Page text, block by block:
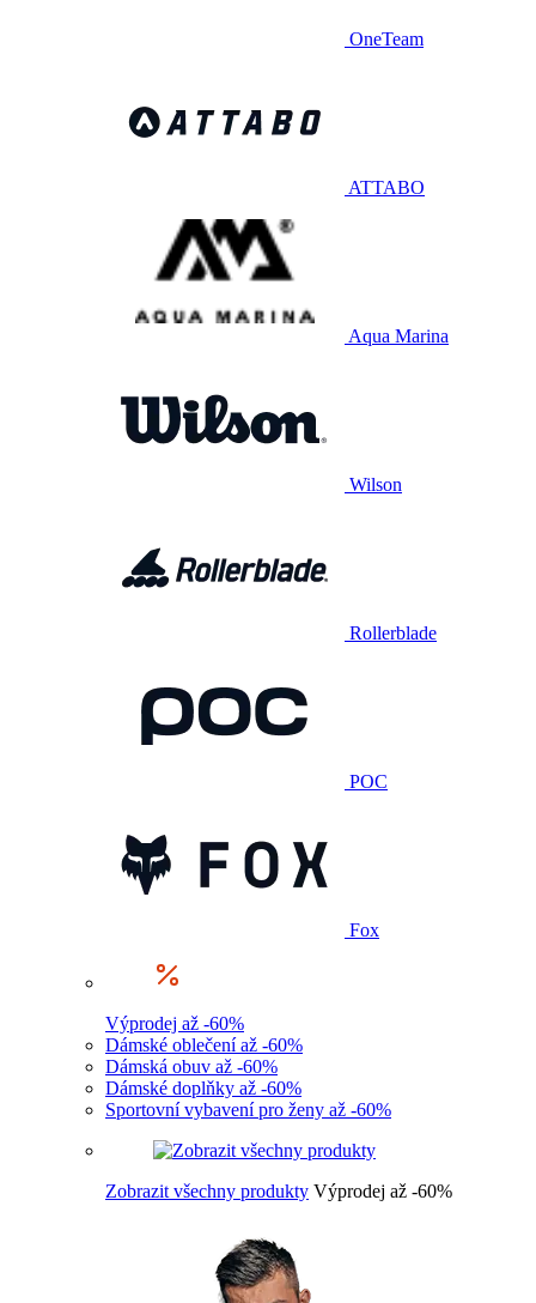
OneTeam
ATTABO
Aqua Marina
Wilson
Rollerblade
POC
Fox
Výprodej až -60%
Dámské oblečení až -60%
Dámská obuv až -60%
Dámské doplňky až -60%
Sportovní vybavení pro ženy až -60%
Zobrazit všechny produkty Výprodej až -60%